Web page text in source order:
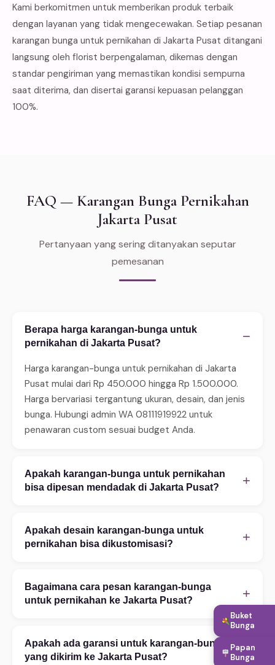
Kami berkomitmen untuk memberikan produk terbaik
dengan layanan yang tidak mengecewakan. Setiap pesanan
karangan bunga untuk pernikahan di Jakarta Pusat ditangani
langsung oleh florist berpengalaman, dikemas dengan
standar pengiriman yang memastikan kondisi sempurna
saat diterima, dan disertai garansi kepuasan pelanggan
100%.
FAQ — Karangan Bunga Pernikahan
Jakarta Pusat
Pertanyaan yang sering ditanyakan seputar
pemesanan
Berapa harga karangan-bunga untuk
pernikahan di Jakarta Pusat?
−
Harga karangan-bunga untuk pernikahan di Jakarta
Pusat mulai dari Rp 450.000 hingga Rp 1.500.000.
Harga bervariasi tergantung ukuran, desain, dan jenis
bunga. Hubungi admin WA 08111919922 untuk
penawaran custom sesuai budget Anda.
Apakah karangan-bunga untuk pernikahan
bisa dipesan mendadak di Jakarta Pusat?
+
Untuk same-day delivery (2–4 jam), pastikan order
sebelum jam 14:00. Tersedia juga layanan express 2–
Apakah desain karangan-bunga untuk
pernikahan bisa dikustomisasi?
+
warna bunga, ukuran rangkaian, teks ucapan, hingga
penambahan aksesoris. Konsultasi desain gratis via
WhatsApp 08111919922. Foto referensi sangat
Bagaimana cara pesan karangan-bunga
untuk pernikahan ke Jakarta Pusat?
+
Ceritakan kebutuhan Anda — kategori, occasion,
budget, dan alamat tujuan di Jakarta Pusat. (2) Pilih
Apakah ada garansi untuk karangan-bunga
yang dikirim ke Jakarta Pusat?
+
Buket
Bunga
Papan
Bunga